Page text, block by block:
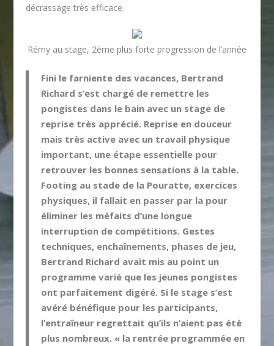
décrassage très efficace.
Rémy au stage, 2ème plus forte progression de l’année
Fini le farniente des vacances, Bertrand
Richard s’est chargé de remettre les
pongistes dans le bain avec un stage de
reprise très apprécié. Reprise en douceur
mais très active avec un travail physique
important, une étape essentielle pour
retrouver les bonnes sensations à la table.
Footing au stade de la Pouratte, exercices
physiques, il fallait en passer par la pour
éliminer les méfaits d’une longue
interruption de compétitions. Gestes
techniques, enchaînements, phases de jeu,
Bertrand Richard avait mis au point un
programme varié que les jeunes pongistes
ont parfaitement digéré. Si le stage s’est
avéré bénéfique pour les participants,
l’entraîneur regrettait qu’ils n’aient pas été
plus nombreux. « la rentrée programmée en